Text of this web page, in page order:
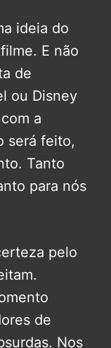
ideia do
E não
de
ou Disney
a
será feito,
Tanto
para nós
pelo
de
Nos